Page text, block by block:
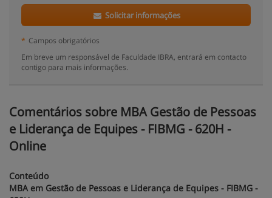
Solicitar informações
* Campos obrigatórios
Em breve um responsável de Faculdade IBRA, entrará em contacto
contigo para mais informações.
Comentários sobre MBA Gestão de Pessoas
e Liderança de Equipes - FIBMG - 620H -
Online
Conteúdo
MBA em Gestão de Pessoas e Liderança de Equipes - FIBMG -